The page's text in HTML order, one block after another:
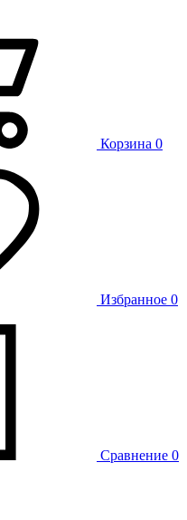
Корзина 0
Избранное 0
Сравнение 0